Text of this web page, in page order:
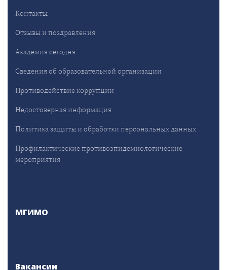
Контакты
Отзывы и поздравления
Академия сегодня
Сведения об образовательной организации
Противодействие коррупции
Недостоверная информация
Политика защиты и обработки персональных данных
Профилактические противоэпидемиологические
мероприятия
МГИМО
Вакансии